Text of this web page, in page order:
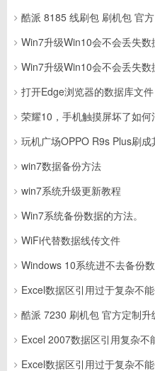
酷派 8185 线刷包 刷机包 官
Win7升级Win10会不会丢失数
Win7升级Win10会不会丢失数
打开Edge浏览器的数据库文件
荣耀10，手机触摸屏坏了如何
玩机广场OPPO R9s Plus刷成
win7数据备份方法
win7系统升级更新教程
Win7系统备份数据的方法。
WiFi代替数据线传文件
Windows 10系统进不去备份
Excel数据区引用过于复杂不
酷派 7230 刷机包 官方定制升
Excel 2007数据区引用复杂不
Excel数据区引用过于复杂不